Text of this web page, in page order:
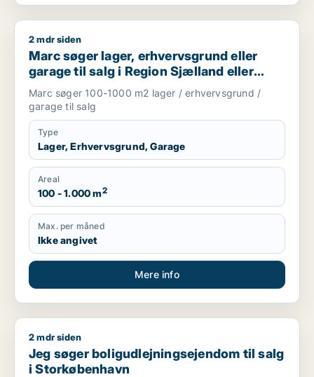
Marc søger lager, erhvervsgrund eller garage til salg i
2 mdr siden
Marc søger lager, erhvervsgrund eller
garage til salg i Region Sjælland eller
Nordsjælland
Marc søger 100-1000 m2 lager / erhvervsgrund /
garage til salg
Type
Lager, Erhvervsgrund, Garage
Areal
100 - 1.000 m2
Max. per måned
Ikke angivet
Mere info
Jeg søger boligudlejningsejendom til salg i Storkøbenhavn
2 mdr siden
Jeg søger boligudlejningsejendom til salg
i Storkøbenhavn